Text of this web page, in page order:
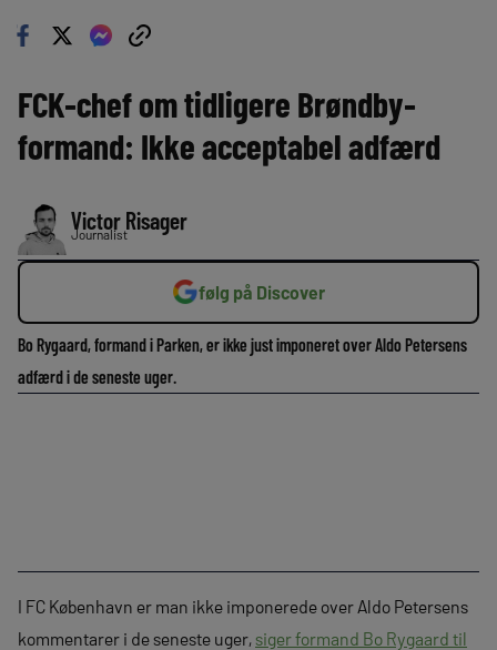
FCK-chef om tidligere Brøndby-
formand: Ikke acceptabel adfærd
Victor Risager
Journalist
følg på Discover
Bo Rygaard, formand i Parken, er ikke just imponeret over Aldo Petersens
adfærd i de seneste uger.
I FC København er man ikke imponerede over Aldo Petersens
kommentarer i de seneste uger, siger formand Bo Rygaard til